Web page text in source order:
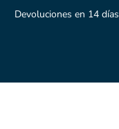
Devoluciones en 14 días